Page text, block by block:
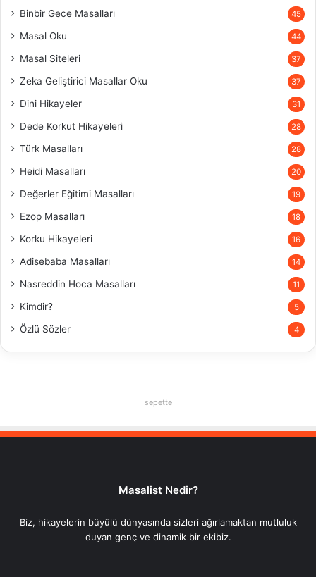
Binbir Gece Masalları 45
Masal Oku 44
Masal Siteleri 37
Zeka Geliştirici Masallar Oku 37
Dini Hikayeler 31
Dede Korkut Hikayeleri 28
Türk Masalları 28
Heidi Masalları 20
Değerler Eğitimi Masalları 19
Ezop Masalları 18
Korku Hikayeleri 16
Adisebaba Masalları 14
Nasreddin Hoca Masalları 11
Kimdir? 5
Özlü Sözler 4
sepette
Masalist Nedir?
Biz, hikayelerin büyülü dünyasında sizleri ağırlamaktan mutluluk
duyan genç ve dinamik bir ekibiz.